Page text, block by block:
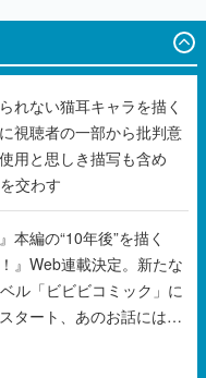
れない猫耳キャラを描く
視聴者の一部から批判意
用と思しき描写も含め
交わす
本編の“10年後”を描く
』Web連載決定。新たな
ル「ビビビコミック」に
タート、あのお話には…